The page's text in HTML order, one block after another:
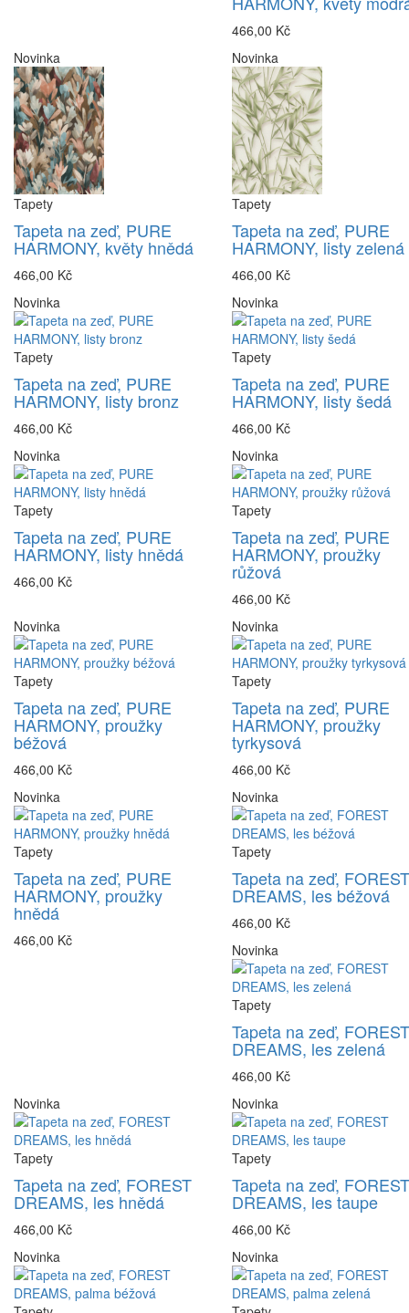
466,00 Kč
Novinka
Tapety
Tapeta na zeď, PURE
HARMONY, květy hnědá
466,00 Kč
Novinka
Tapety
Tapeta na zeď, PURE
HARMONY, listy zelená
466,00 Kč
Novinka
Tapety
Tapeta na zeď, PURE
HARMONY, listy bronz
466,00 Kč
Novinka
Tapety
Tapeta na zeď, PURE
HARMONY, listy šedá
466,00 Kč
Novinka
Tapety
Tapeta na zeď, PURE
HARMONY, listy hnědá
466,00 Kč
Novinka
Tapety
Tapeta na zeď, PURE
HARMONY, proužky
růžová
466,00 Kč
Novinka
Tapety
Tapeta na zeď, PURE
HARMONY, proužky
béžová
466,00 Kč
Novinka
Tapety
Tapeta na zeď, PURE
HARMONY, proužky
tyrkysová
466,00 Kč
Novinka
Tapety
Tapeta na zeď, PURE
HARMONY, proužky
hnědá
466,00 Kč
Novinka
Tapety
Tapeta na zeď, FOREST
DREAMS, les béžová
466,00 Kč
Novinka
Tapety
Tapeta na zeď, FOREST
DREAMS, les zelená
466,00 Kč
Novinka
Tapety
Tapeta na zeď, FOREST
DREAMS, les hnědá
466,00 Kč
Novinka
Tapety
Tapeta na zeď, FOREST
DREAMS, les taupe
466,00 Kč
Novinka
Novinka